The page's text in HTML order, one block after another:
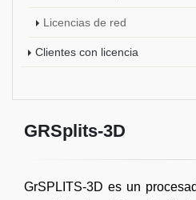
Licencias de red
Clientes con licencia
GRSplits-3D
GrSPLITS-3D es un